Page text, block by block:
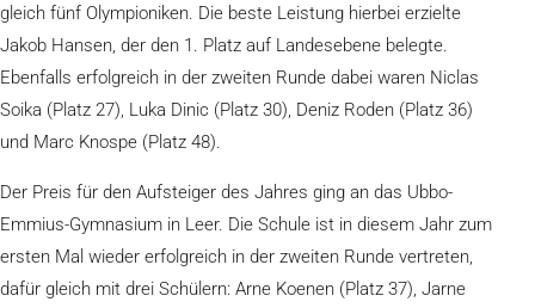
gleich fünf Olympioniken. Die beste Leistung hierbei erzielte
Jakob Hansen, der den 1. Platz auf Landesebene belegte.
Ebenfalls erfolgreich in der zweiten Runde dabei waren Niclas
Soika (Platz 27), Luka Dinic (Platz 30), Deniz Roden (Platz 36)
und Marc Knospe (Platz 48).
Der Preis für den Aufsteiger des Jahres ging an das Ubbo-
Emmius-Gymnasium in Leer. Die Schule ist in diesem Jahr zum
ersten Mal wieder erfolgreich in der zweiten Runde vertreten,
dafür gleich mit drei Schülern: Arne Koenen (Platz 37), Jarne